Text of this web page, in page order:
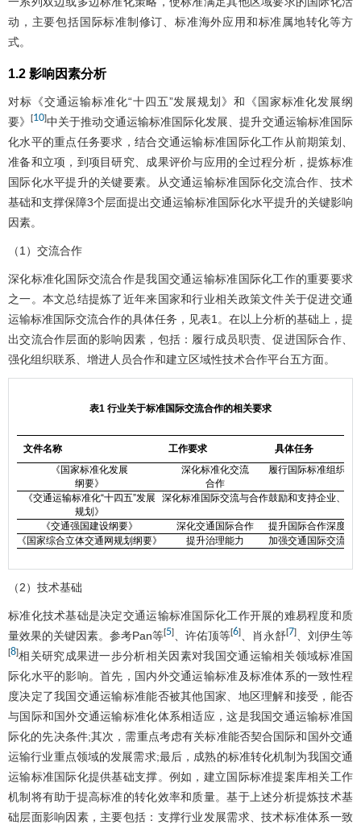
动，主要包括国际标准制修订、标准海外应用和标准属地转化等方
式。
1.2 影响因素分析
对标《交通运输标准化“十四五”发展规划》和《国家标准化发展纲
要》[10]中关于推动交通运输标准国际化发展、提升交通运输标准国际
化水平的重点任务要求，结合交通运输标准国际化工作从前期策划、
准备和立项，到项目研究、成果评价与应用的全过程分析，提炼标准
国际化水平提升的关键要素。从交通运输标准国际化交流合作、技术
基础和支撑保障3个层面提出交通运输标准国际化水平提升的关键影响
因素。
（1）交流合作
深化标准化国际交流合作是我国交通运输标准国际化工作的重要要求
之一。本文总结提炼了近年来国家和行业相关政策文件关于促进交通
运输标准国际交流合作的具体任务，见表1 。在以上分析的基础上，提
出交流合作层面的影响因素，包括：履行成员职责、促进国际合作、
强化组织联系、增进人员合作和建立区域性技术合作平台五方面。
表1 行业关于标准国际交流合作的相关要求
文件名称 工作要求
具体任务
《国家标准化发展
纲要》
深化标准化交流
合作
履行国际标准组织成
《交通运输标准化“十四五”发展
规划》
深化标准国际交流与合作鼓励和支持企业、
《交通强国建设纲要》 深化交通国际合作
提升国际合作深度与
《国家综合立体交通网规划纲要》
提升治理能力 加强交通国际交流合
（2）技术基础
标准化技术基础是决定交通运输标准国际化工作开展的难易程度和质
量效果的关键因素。参考Pan等[5] 、许佑顶等[6] 、肖永舒[7] 、刘伊生等
[8]相关研究成果进一步分析相关因素对我国交通运输相关领域标准国
际化水平的影响。首先，国内外交通运输标准及标准体系的一致性程
度决定了我国交通运输标准能否被其他国家、地区理解和接受，能否
与国际和国外交通运输标准化体系相适应，这是我国交通运输标准国
际化的先决条件;其次，需重点考虑有关标准能否契合国际和国外交通
运输行业重点领域的发展需求;最后，成熟的标准转化机制为我国交通
运输标准国际化提供基础支撑。例如，建立国际标准提案库相关工作
机制将有助于提高标准的转化效率和质量。基于上述分析提炼技术基
础层面影响因素，主要包括：支撑行业发展需求、技术标准体系一致